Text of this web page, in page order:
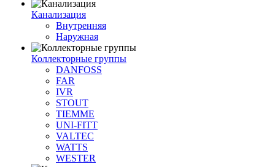
Канализация
Внутренняя
Наружная
Коллекторные группы
DANFOSS
FAR
IVR
STOUT
TIEMME
UNI-FITT
VALTEC
WATTS
WESTER